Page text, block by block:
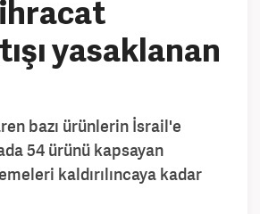
yasaklanan
bazı ürünlerin İsrail'e
54 ürünü kapsayan
kaldırılıncaya kadar